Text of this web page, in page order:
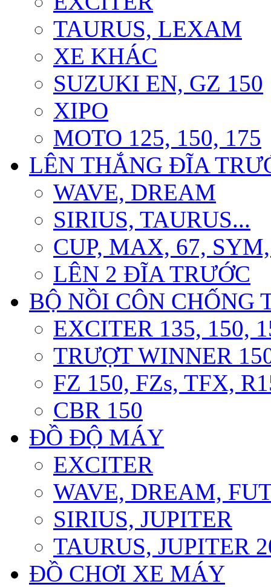
TAURUS, LEXAM
XE KHÁC
SUZUKI EN, GZ 150
XIPO
MOTO 125, 150, 175
LÊN THẮNG ĐĨA
WAVE, DREAM
SIRIUS, TAURUS...
CUP, MAX, 67,
LÊN 2 ĐĨA TRƯỚC
BỘ NỒI CÔN CHỐNG
EXCITER 135, 150,
TRƯỢT WINNER
FZ 150, FZs, TFX,
CBR 150
ĐỒ ĐỘ MÁY
EXCITER
WAVE, DREAM,
SIRIUS, JUPITER
TAURUS, JUPITER
ĐỒ CHƠI XE MÁY